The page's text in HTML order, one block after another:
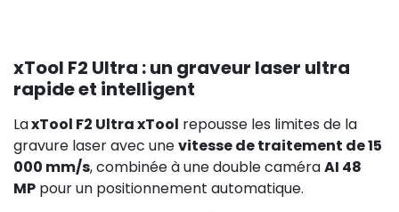
xTool F2 Ultra : un graveur laser ultra
rapide et intelligent
LaxTool F2 Ultra xTool repousse les limites de la
gravure laser avec unevitesse de traitement de 15
000 mm/s, combinée à une double caméraAI 48
MP pour un positionnement automatique.